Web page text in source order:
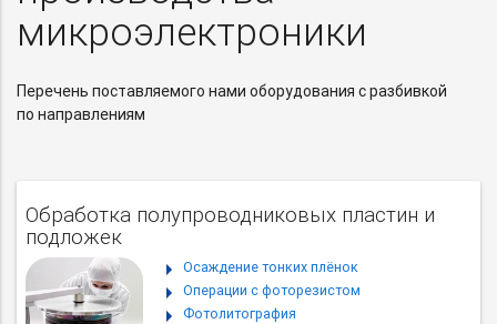
микроэлектроники
Перечень поставляемого нами оборудования с разбивкой
по направлениям
Обработка полупроводниковых пластин и
подложек
Осаждение тонких плёнок
Операции с фоторезистом
Фотолитография